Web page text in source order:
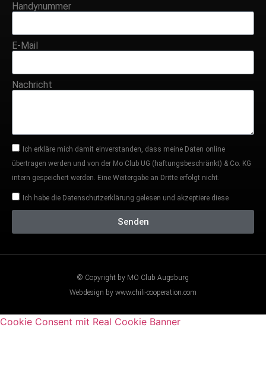
Handynummer
E-Mail
Nachricht
Ich erkläre mich damit einverstanden, dass meine Daten online
übertragen werden und von der Mo Club UG (haftungsbeschränkt) & Co. KG
intern gespeichert werden. Eine Weitergabe an Dritte erfolgt nicht.
Ich habe die Datenschutzerklärung gelesen und akzeptiere diese
Senden
© Copyright by MO Club Augsburg
Webdesign by www.chili-cooperation.com
Cookie Consent mit Real Cookie Banner